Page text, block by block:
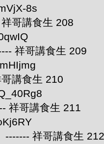
8s
哥講食生 208
祥哥講食生 209
講食生 210
祥哥講食生 211
------- 祥哥講食生 212